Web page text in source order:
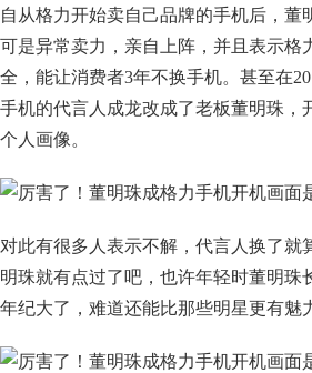
自从格力开始卖自己品牌的手机后，董
可是异常卖力，亲自上阵，并且表示格
全，能让消费者3年不换手机。甚至在
手机的代言人成龙改成了老板董明珠，
个人画像。
对此有很多人表示不解，代言人换了就
明珠就有点过了吧，也许年轻时董明珠
年纪大了，难道还能比那些明星更有魅